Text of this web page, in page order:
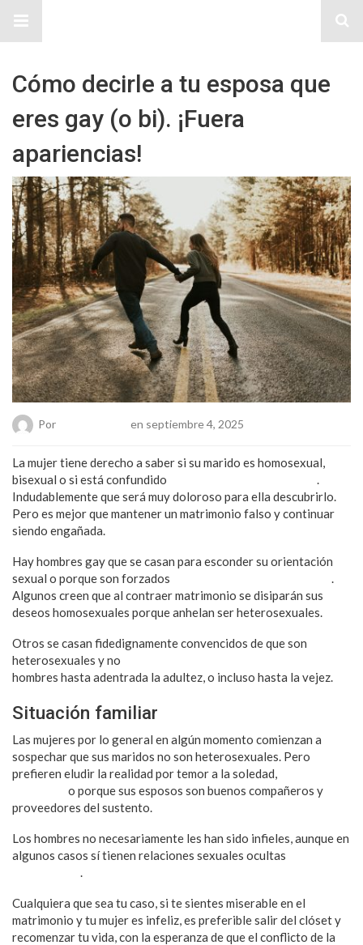
Cómo decirle a tu esposa que
eres gay (o bi). ¡Fuera
apariencias!
Por en septiembre 4, 2025
La mujer tiene derecho a saber si su marido es homosexual,
bisexual o si está confundido
.
Indudablemente que será muy doloroso para ella descubrirlo.
Pero es mejor que mantener un matrimonio falso y continuar
siendo engañada.
Hay hombres gay que se casan para esconder su orientación
sexual o porque son forzados
.
Algunos creen que al contraer matrimonio se disiparán sus
deseos homosexuales porque anhelan ser heterosexuales.
Otros se casan fidedignamente convencidos de que son
heterosexuales y no
hombres hasta adentrada la adultez, o incluso hasta la vejez.
Situación familiar
Las mujeres por lo general en algún momento comienzan a
sospechar que sus maridos no son heterosexuales. Pero
prefieren eludir la realidad por temor a la soledad,
o porque sus esposos son buenos compañeros y
proveedores del sustento.
Los hombres no necesariamente les han sido infieles, aunque en
algunos casos sí tienen relaciones sexuales ocultas
.
Cualquiera que sea tu caso, si te sientes miserable en el
matrimonio y tu mujer es infeliz, es preferible salir del clóset y
recomenzar tu vida, con la esperanza de que el conflicto de la